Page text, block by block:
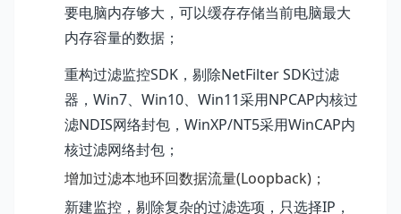
要电脑内存够大，可以缓存存储当前电脑最大
内存容量的数据；
重构过滤监控SDK，剔除NetFilter SDK过滤
器， Win7、Win10、Win11采用NPCAP内核过
滤NDIS网络封包，WinXP/NT5采用WinCAP内
核过滤网络封包；
增加过滤本地环回数据流量(Loopback)；
新建监控，剔除复杂的过滤选项，只选择IP，